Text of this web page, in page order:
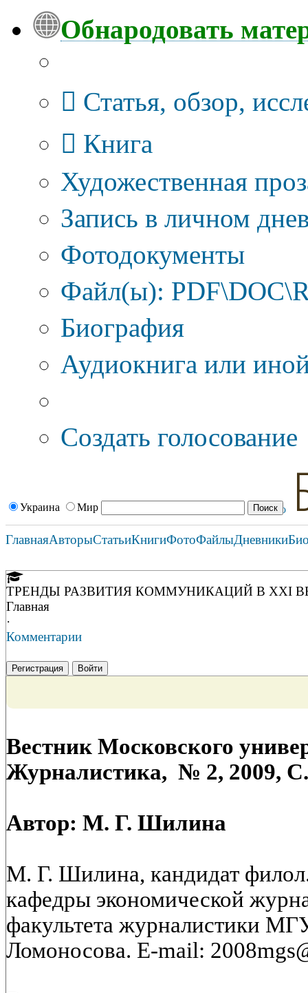
Обнародовать
Статья, обзор,
Книга
Художественная
Запись в личном
Фотодокументы
Файл(ы):
Биография
Аудиокнига или
Создать голосование
Украина Мир
ГлавнаяАвторыСтатьиКнигиФотоФайлыДневники
ТРЕНДЫ РАЗВИТИЯ КОММУНИКАЦИЙ В XXI
Главная
·
Комментарии
Регистрация Войти
Вестник Московского
Журналистика, № 2, 2009,
Автор: М. Г. Шилина
М. Г. Шилина, кандидат
кафедры экономической
факультета журналистики
Ломоносова. E-mail: